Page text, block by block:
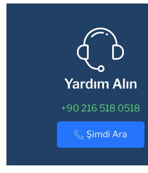
Yardım Alın
+90 216 518 0518
Şimdi Ara